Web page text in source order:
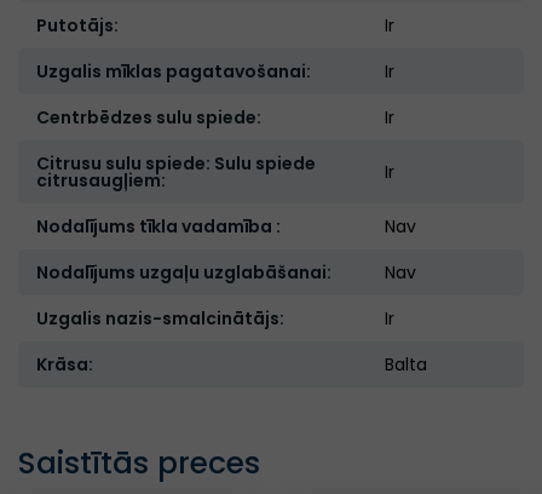
Putotājs:
Ir
Uzgalis mīklas pagatavošanai:
Ir
Centrbēdzes sulu spiede:
Ir
Citrusu sulu spiede: Sulu spiede
citrusaugļiem: Ir
Nodalījums tīkla vadamība :
Nav
Nodalījums uzgaļu uzglabāšanai:
Nav
Uzgalis nazis-smalcinātājs:
Ir
Krāsa:
Balta
Saistītās preces